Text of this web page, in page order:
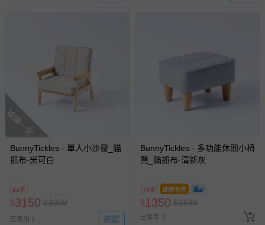
搶購一空
BunnyTickles - 單人小沙發_貓
抓布-米可白
81折
$3150 $3899
已售出 1 追蹤
BunnyTickles - 多功能休閒小椅
凳_貓抓布-清新灰
79折 即將售完
$1350 $1699
已售出 3